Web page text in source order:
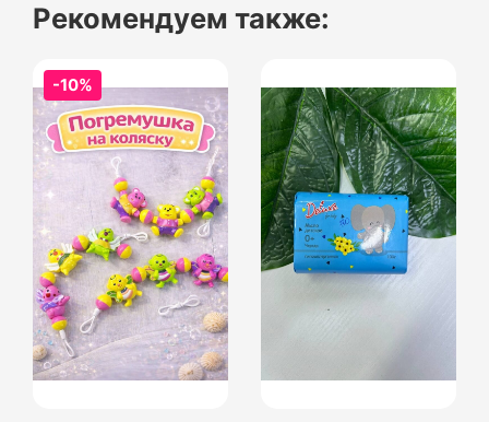
Рекомендуем также:
-10%